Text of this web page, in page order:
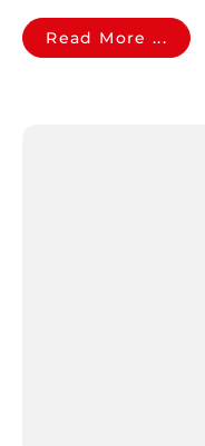
Read More ...